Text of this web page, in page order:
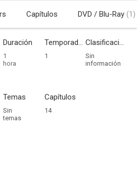
Capítulos DVD / Blu-Ray (1)
Duración
1
hora
Temporadas
1
Clasificación por edades
Sin
información
Temas
Sin
temas
Capítulos
14